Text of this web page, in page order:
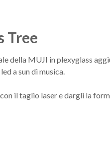
Tree
della MUJI in plexyglass
a sun di musica.
il taglio laser e dargli la